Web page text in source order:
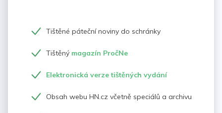
Tištěné páteční noviny do schránky
Tištěný magazín PročNe
Elektronická verze tištěných vydání
Obsah webu HN.cz včetně speciálů a archivu